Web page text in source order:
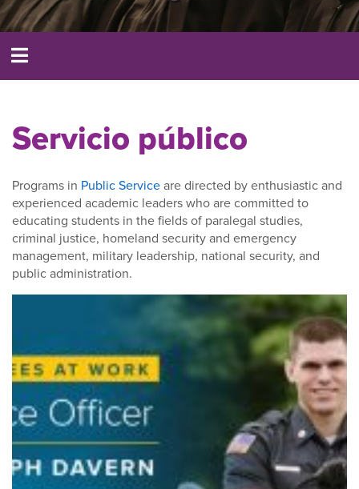
Servicio público
Programs in Public Serviceare directed by enthusiastic and
experienced academic leaders who are committed to
educating students in the fields of paralegal studies,
criminal justice, homeland security and emergency
management, military leadership, national security, and
public administration.